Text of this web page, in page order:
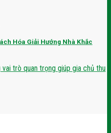
Hóa Giải Hướng Nhà Khắc
trò quan trọng giúp gia chủ thu